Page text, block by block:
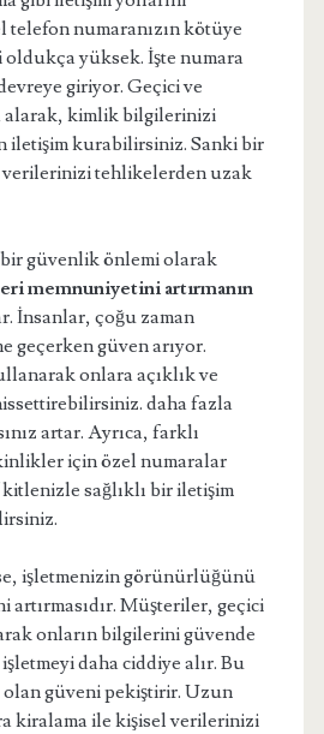
numaranızın kötüye
yüksek. İşte numara
giriyor. Geçici ve
alarak, kimlik bilgilerinizi
iletişim kurabilirsiniz. Sanki bir
tehlikelerden uzak
güvenlik önlemi olarak
memnuniyetini artırmanın
İnsanlar, çoğu zaman
geçerken güven arıyor.
onlara açıklık ve
daha fazla
artar. Ayrıca, farklı
için özel numaralar
sağlıklı bir iletişim
işletmenizin görünürlüğünü
Müşteriler, geçici
onların bilgilerini güvende
daha ciddiye alır. Bu
olan güveni pekiştirir. Uzun
kiralama ile kişisel verilerinizi